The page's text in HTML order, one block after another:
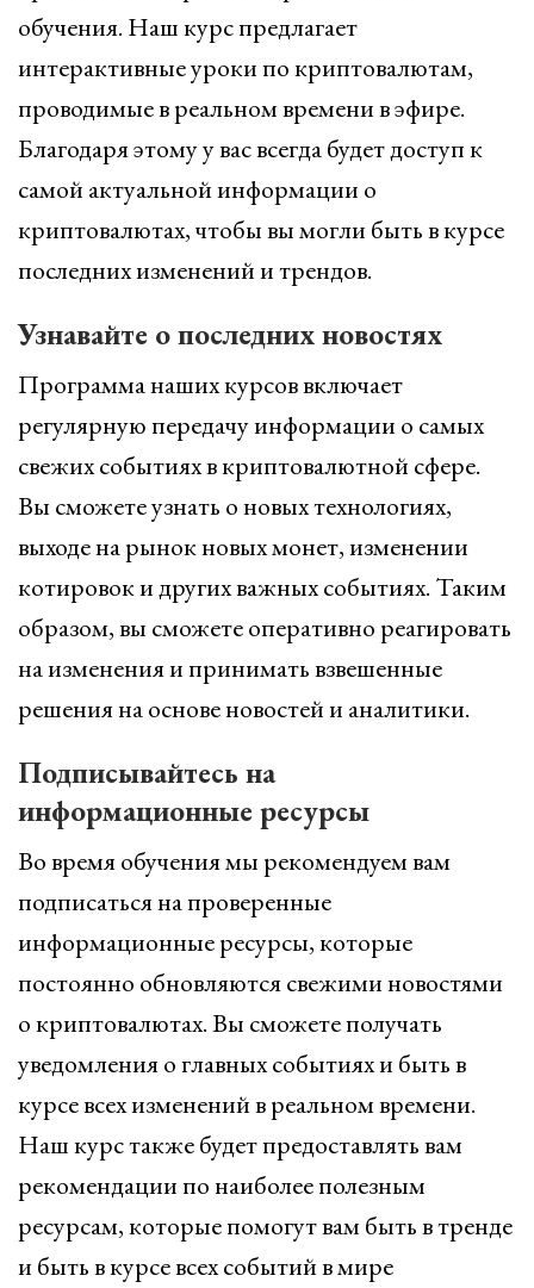
обучения. Наш курс предлагает
интерактивные уроки по криптовалютам,
проводимые в реальном времени в эфире.
Благодаря этому у вас всегда будет доступ к
самой актуальной информации о
криптовалютах, чтобы вы могли быть в курсе
последних изменений и трендов.
Узнавайте о последних новостях
Программа наших курсов включает
регулярную передачу информации о самых
свежих событиях в криптовалютной сфере.
Вы сможете узнать о новых технологиях,
выходе на рынок новых монет, изменении
котировок и других важных событиях. Таким
образом, вы сможете оперативно реагировать
на изменения и принимать взвешенные
решения на основе новостей и аналитики.
Подписывайтесь на
информационные ресурсы
Во время обучения мы рекомендуем вам
подписаться на проверенные
информационные ресурсы, которые
постоянно обновляются свежими новостями
о криптовалютах. Вы сможете получать
уведомления о главных событиях и быть в
курсе всех изменений в реальном времени.
Наш курс также будет предоставлять вам
рекомендации по наиболее полезным
ресурсам, которые помогут вам быть в тренде
и быть в курсе всех событий в мире